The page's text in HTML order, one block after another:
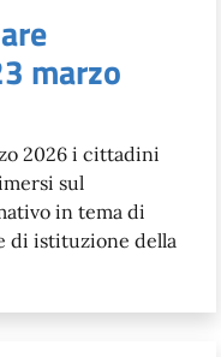
marzo
2026 i cittadini
sul
in tema di
di istituzione della